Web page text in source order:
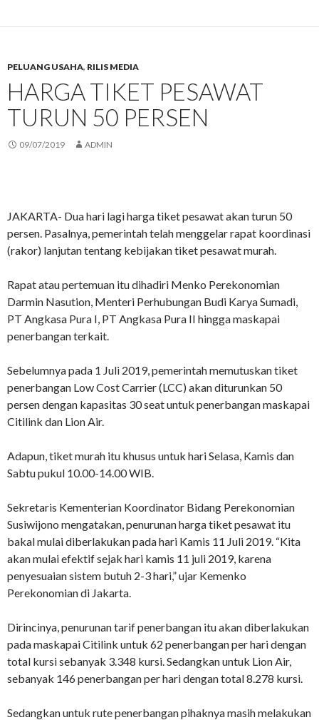
PELUANG USAHA, RILIS MEDIA
HARGA TIKET PESAWAT
TURUN 50 PERSEN
09/07/2019 ADMIN
JAKARTA- Dua hari lagi harga tiket pesawat akan turun 50
persen. Pasalnya, pemerintah telah menggelar rapat koordinasi
(rakor) lanjutan tentang kebijakan tiket pesawat murah.
Rapat atau pertemuan itu dihadiri Menko Perekonomian
Darmin Nasution, Menteri Perhubungan Budi Karya Sumadi,
PT Angkasa Pura I, PT Angkasa Pura II hingga maskapai
penerbangan terkait.
Sebelumnya pada 1 Juli 2019, pemerintah memutuskan tiket
penerbangan Low Cost Carrier (LCC) akan diturunkan 50
persen dengan kapasitas 30 seat untuk penerbangan maskapai
Citilink dan Lion Air.
Adapun, tiket murah itu khusus untuk hari Selasa, Kamis dan
Sabtu pukul 10.00-14.00 WIB.
Sekretaris Kementerian Koordinator Bidang Perekonomian
Susiwijono mengatakan, penurunan harga tiket pesawat itu
bakal mulai diberlakukan pada hari Kamis 11 Juli 2019. “Kita
akan mulai efektif sejak hari kamis 11 juli 2019, karena
penyesuaian sistem butuh 2-3 hari,” ujar Kemenko
Perekonomian di Jakarta.
Dirincinya, penurunan tarif penerbangan itu akan diberlakukan
pada maskapai Citilink untuk 62 penerbangan per hari dengan
total kursi sebanyak 3.348 kursi. Sedangkan untuk Lion Air,
sebanyak 146 penerbangan per hari dengan total 8.278 kursi.
Sedangkan untuk rute penerbangan pihaknya masih melakukan